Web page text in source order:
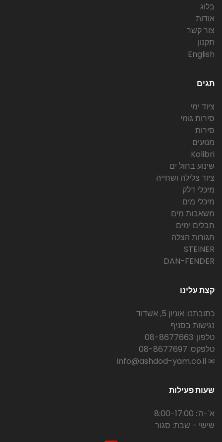
בלוג
אודות
צור קשר
תקנון
English
תגים
ציוד ימי
סירות גומי
סירות
מנועים
Kolibri
שינוע בחול ים
ציוד צלילה ושחייה
מיכלי דלק
מיכלי מים
משאבות מים
חבלים ימים
חגורות הצלה
STEINER
DAN-FENDER
קצת עלינו
כתובתנו: אוניון 5, אשדוד
נגישות בסניף
טלפון: 08-8677663
טלפקס: 08-8677697
✉ info@ashdod-yam.co.il
שעות פעילות
א'-ה': 8:00-17:00
שישי - שבת: סגור